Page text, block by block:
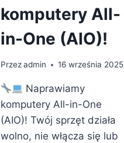
komputery All-
in-One (AIO)!
Przez admin 16 września 2025
Naprawiamy
komputery All-in-One
(AIO)! Twój sprzęt działa
wolno, nie włącza się lub